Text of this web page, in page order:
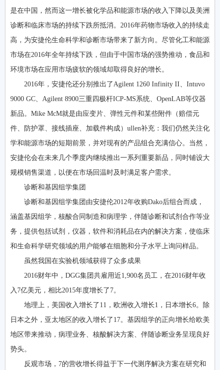
是在中国，然而这一增长被化学品和能源市场的收入下降以及美洲
诊断和临床市场的持续下跌所抵消。2016年药物市场收入的持续走
高，为安捷伦生命科学和诊断市场带来了新方向。尽管化工和能源
市场在2016年全年持续下跌，但由于中国市场的强势推动，食品和
环境市场在应用市场疲软的领域却取得良好的增长。
2016年，安捷伦还分别推出了Agilent 1260 Infinity II、Intuvo
9000 GC、Agilent 8900三重四极杆ICP-MS系统、OpenLAB等仪器
新品。Mike McM就是由应变片、弹性元件和某些附件（赔偿元
件、防护罩、接线插座、加载件构成）ullen补充：我们仍然关注化
学和能源市场的短期前景，并对现有的产品组合充满信心。当然，
安捷伦会在未来几个季度内继续推出一系列重要新品，同时铺设大
规模销售渠道，以便在市场回温时及时满足客户需求。
诊断和基因组学集团
诊断和基因组学集团由安捷伦2012年收购Dako后组合而成，
涵盖基因组学，核酸合同制造和病理学，伴随诊断和试剂合作等业
务，提供包括试剂，仪器，软件和消耗品在内的解决方案，使临床
和生命科学研究领域的用户能够在细胞和分子水平上询问样品。
虽然我国在实验机领域获得了众多成果
2016财年中，DGG集团共雇用近1,900名员工，在2016财年收
入7亿美元，相比2015年度增长了7。
地理上，美国收入增长了11，欧洲收入增长1，日本增长6。除
日本之外，亚太地区的收入增长了17。基因组学的正向增长给欧美
地区带来推动，病理业务、核酸解决方案、伴随诊断业务呈现良好
势头。
反观市场，7的营收增长得益于下一代测序解决方案在研究和